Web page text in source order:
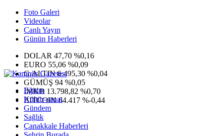
Foto Galeri
Videolar
Canlı Yayın
Günün Haberleri
DOLAR 47,70 %0,16
EURO 55,06 %0,09
G.ALTIN6.495,30 %0,04
GÜMÜŞ 94 %0,05
IMKB 13.798,82 %0,70
BITCOIN64.417 %-0,44
Eğitim
Kültür-sanat
Gündem
Sağlık
Çanakkale Haberleri